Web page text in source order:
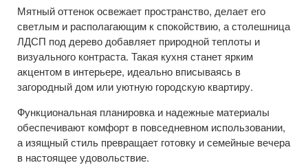
Мятный оттенок освежает пространство, делает его
светлым и располагающим к спокойствию, а столешница
ЛДСП под дерево добавляет природной теплоты и
визуального контраста. Такая кухня станет ярким
акцентом в интерьере, идеально вписываясь в
загородный дом или уютную городскую квартиру.
Функциональная планировка и надежные материалы
обеспечивают комфорт в повседневном использовании,
а изящный стиль превращает готовку и семейные вечера
в настоящее удовольствие.